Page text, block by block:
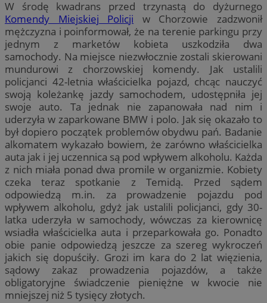
W środę kwadrans przed trzynastą do dyżurnego
Komendy Miejskiej Policji w Chorzowie zadzwonił
mężczyzna i poinformował, że na terenie parkingu przy
jednym z marketów kobieta uszkodziła dwa
samochody. Na miejsce niezwłocznie zostali skierowani
mundurowi z chorzowskiej komendy. Jak ustalili
policjanci 42-letnia właścicielka pojazd, chcąc nauczyć
swoją koleżankę jazdy samochodem, udostępniła jej
swoje auto. Ta jednak nie zapanowała nad nim i
uderzyła w zaparkowane BMW i polo. Jak się okazało to
był dopiero początek problemów obydwu pań. Badanie
alkomatem wykazało bowiem, że zarówno właścicielka
auta jak i jej uczennica są pod wpływem alkoholu. Każda
z nich miała ponad dwa promile w organizmie. Kobiety
czeka teraz spotkanie z Temidą. Przed sądem
odpowiedzą m.in. za prowadzenie pojazdu pod
wpływem alkoholu, gdyż jak ustalili policjanci, gdy 30-
latka uderzyła w samochody, wówczas za kierownicę
wsiadła właścicielka auta i przeparkowała go. Ponadto
obie panie odpowiedzą jeszcze za szereg wykroczeń
jakich się dopuściły. Grozi im kara do 2 lat więzienia,
sądowy zakaz prowadzenia pojazdów, a także
obligatoryjne świadczenie pieniężne w kwocie nie
mniejszej niż 5 tysięcy złotych.